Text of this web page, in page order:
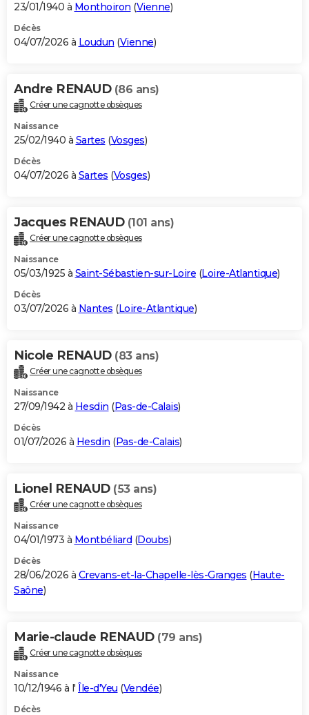
23/01/1940 à Monthoiron (Vienne)
Décès
04/07/2026 à Loudun (Vienne)
Andre RENAUD (86 ans)
Créer une cagnotte obsèques
Naissance
25/02/1940 à Sartes (Vosges)
Décès
04/07/2026 à Sartes (Vosges)
Jacques RENAUD (101 ans)
Créer une cagnotte obsèques
Naissance
05/03/1925 à Saint-Sébastien-sur-Loire (Loire-Atlantique)
Décès
03/07/2026 à Nantes (Loire-Atlantique)
Nicole RENAUD (83 ans)
Créer une cagnotte obsèques
Naissance
27/09/1942 à Hesdin (Pas-de-Calais)
Décès
01/07/2026 à Hesdin (Pas-de-Calais)
Lionel RENAUD (53 ans)
Créer une cagnotte obsèques
Naissance
04/01/1973 à Montbéliard (Doubs)
Décès
28/06/2026 à Crevans-et-la-Chapelle-lès-Granges (Haute-
Saône)
Marie-claude RENAUD (79 ans)
Créer une cagnotte obsèques
Naissance
10/12/1946 à l' Île-d'Yeu (Vendée)
Décès